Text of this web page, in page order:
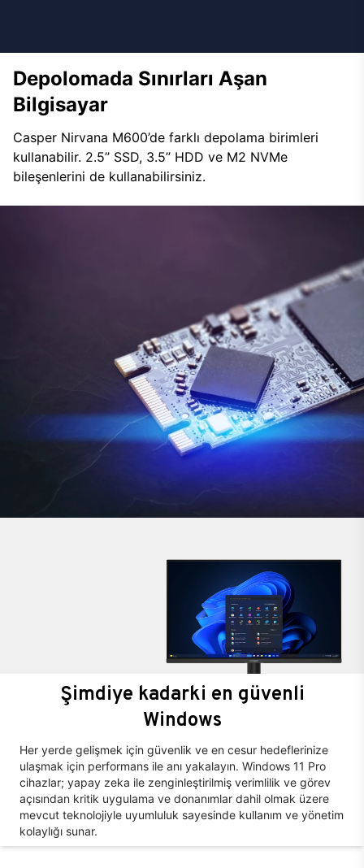
Depolomada Sınırları Aşan
Bilgisayar
Casper Nirvana M600’de farklı depolama birimleri
kullanabilir. 2.5’’ SSD, 3.5’’ HDD ve M2 NVMe
bileşenlerini de kullanabilirsiniz.
Şimdiye kadarki en güvenli
Windows
Her yerde gelişmek için güvenlik ve en cesur hedeflerinize
ulaşmak için performans ile anı yakalayın. Windows 11 Pro
cihazlar; yapay zeka ile zenginleştirilmiş verimlilik ve görev
açısından kritik uygulama ve donanımlar dahil olmak üzere
mevcut teknolojiyle uyumluluk sayesinde kullanım ve yönetim
kolaylığı sunar.